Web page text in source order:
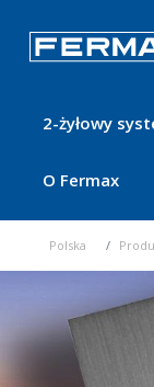
2-żyłowy
O Fermax
Polska